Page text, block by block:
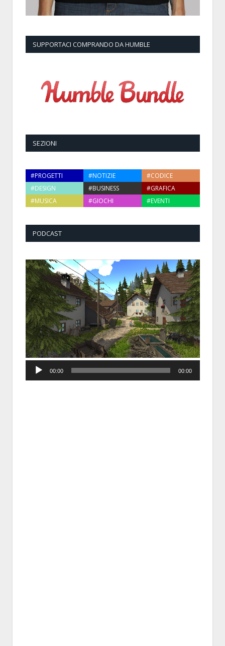
SUPPORTACI COMPRANDO DA HUMBLE
SEZIONI
#PROGETTI #NOTIZIE
#CODICE
#DESIGN
#BUSINESS
#GRAFICA
#MUSICA
#GIOCHI #EVENTI
PODCAST
Player
00:00 00:00